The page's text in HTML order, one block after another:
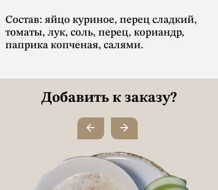
Состав: яйцо куриное, перец сладкий,
томаты, лук, соль, перец, кориандр,
паприка копченая, салями.
Добавить к заказу?